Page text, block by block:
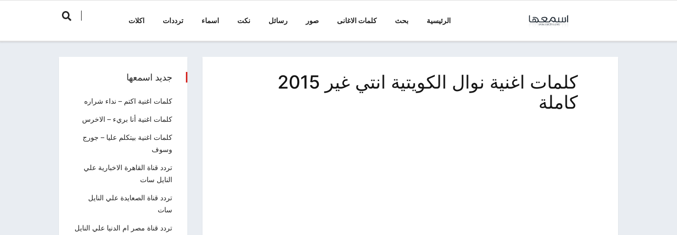
الرئيسية بحث كلمات الاغانى صور رسائل نكت اسماء ترددات اكلات
كلمات اغنية نوال الكويتية انتي غير 2015
كاملة
جديد اسمعها
كلمات اغنية اكتم – نداء شراره
كلمات اغنية أنا بريء – الاخرس
كلمات اغنية بيتكلم عليا – جورج
وسوف
تردد قناة القاهرة الاخبارية علي
النايل سات
تردد قناة الصعايدة علي النايل
سات
تردد قناة مصر ام الدنيا علي النايل